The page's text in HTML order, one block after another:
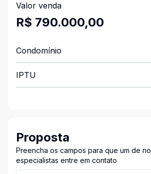
Valor venda
R$ 790.000,00
Condomínio
IPTU
Proposta
Preencha os campos para que um de
especialistas entre em contato